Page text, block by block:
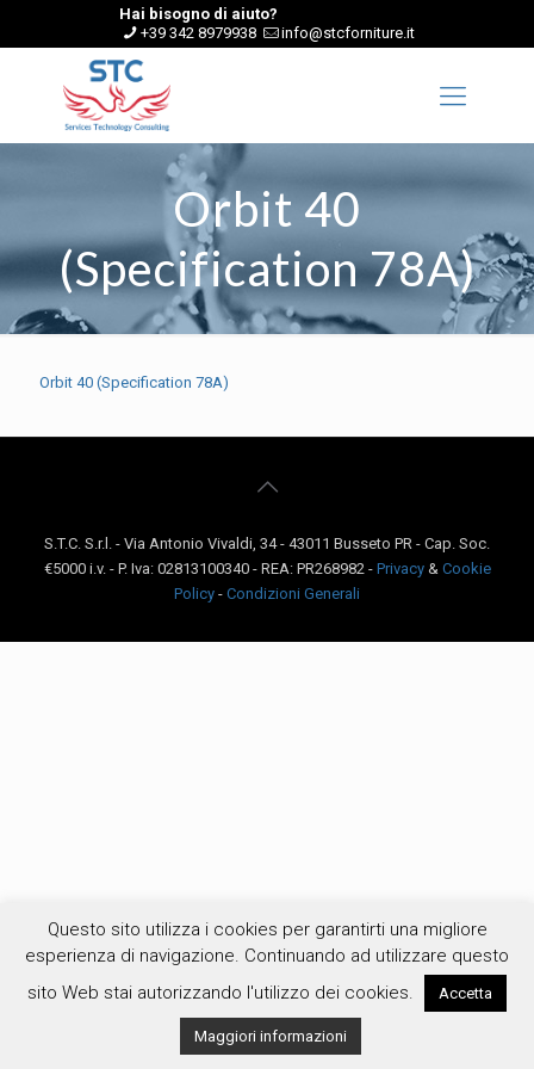
Hai bisogno di aiuto?
+39 342 8979938
info@stcforniture.it
Orbit 40
(Specification 78A)
Orbit 40 (Specification 78A)
S.T.C. S.r.l. - Via Antonio Vivaldi, 34 - 43011 Busseto PR - Cap. Soc.
€5000 i.v. - P. Iva: 02813100340 - REA: PR268982 - Privacy& Cookie
Policy - Condizioni Generali
Questo sito utilizza i cookies per garantirti una migliore
esperienza di navigazione. Continuando ad utilizzare questo
sito Web stai autorizzando l'utilizzo dei cookies.
Accetta
Maggiori informazioni